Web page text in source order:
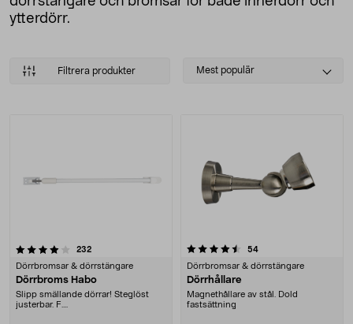
ytterdörr.
Filtrera produkter
Select
Mest populär
232recensioner
Dörrbromsar & dörrstängare
Dörrbroms Habo
Slipp smällande dörrar! Steglöst
justerbar. F....
4.5 av 5 stjärnor 54recensioner
Dörrbromsar & dörrstängare
Dörrhållare
Magnethållare av stål. Dold
fastsättning